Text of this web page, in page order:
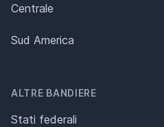
Centrale
Sud America
ALTRE BANDIERE
Stati federali